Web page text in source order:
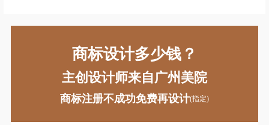
外国车logo设计 物流logo设计
网络logo设计 舞台音响logo设计
商标设计多少钱？
主创设计师来自广州美院
商标注册不成功免费再设计(指定)